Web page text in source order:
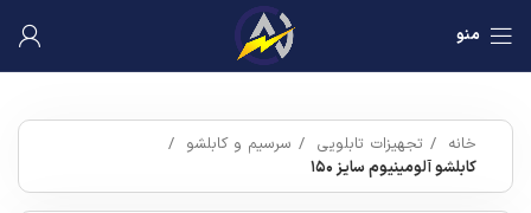
منو
خانه تجهیزات تابلویی
سرسیم و کابلشو
کابلشو آلومینیوم سایز ۱۵۰